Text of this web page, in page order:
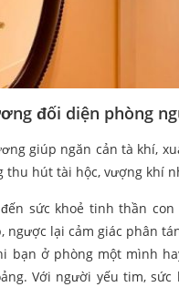
đối diện phòng
giúp ngăn cản tà khí,
thu hút tài hộc, vượng khí
sức khoẻ tinh thần
ngược lại cảm giác phân
bạn ở phòng một mình
Với người yếu tim,